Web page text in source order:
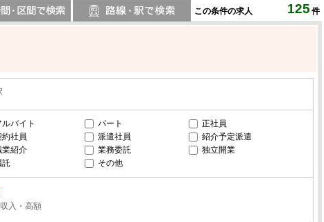
この条件の求人 125 件
ルバイト パート
正社員
約社員
派遣社員
紹介予定派遣
業紹介
業務委託
独立開業
託
その他
入・高額